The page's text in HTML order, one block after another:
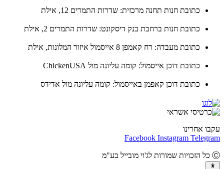
כתובת חנות תחנה מרכזית: שדרות התמרים 12, אילת
כתובת חנות ברחבת בנק דיסקונט: שדרות התמרים 2, אילת
כתובת מעבדה: רח קאמפן 8 אייסמול איזור המלונות, אילת
כתובת דוכן אייסמול: קומה עליונה מול ChickenUSA
כתובת דוכן קאפמן באייסמול: קומה עליונה מול אדידס
אחרינו
Facebook Instagram